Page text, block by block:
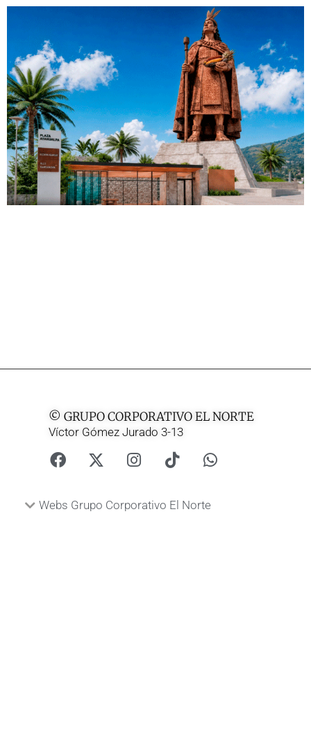
© GRUPO CORPORATIVO EL NORTE
Víctor Gómez Jurado 3-13
Webs Grupo Corporativo El Norte